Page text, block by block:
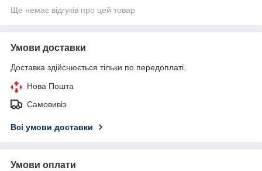
Ще немає відгуків про цей товар
Умови доставки
Доставка здійснюється тільки по передоплаті.
Нова Пошта
Самовивіз
Всі умови доставки
Умови оплати